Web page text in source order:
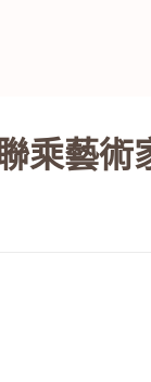
AIRSIDE
乘藝術